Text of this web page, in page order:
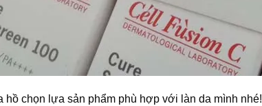
hồ chọn lựa sản phẩm phù hợp với làn da mình nhé!